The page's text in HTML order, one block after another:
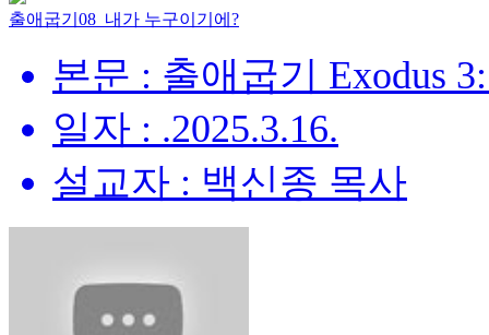
출애굽기08_내가 누구이기에?
본문 : 출애굽기 Exodus
일자 : .2025.3.16.
설교자 : 백신종 목사